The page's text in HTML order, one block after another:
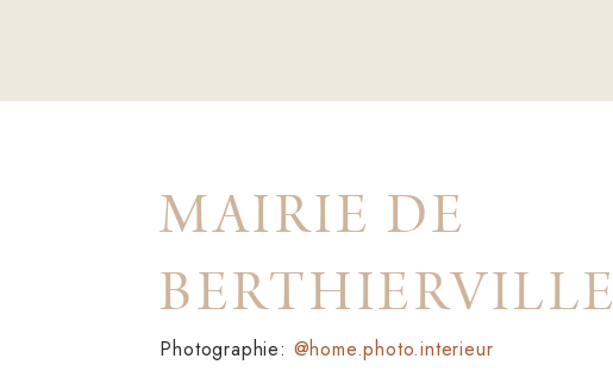
MAIRIE DE
BERTHIERVILLE
Photographie: @home.photo.interieur